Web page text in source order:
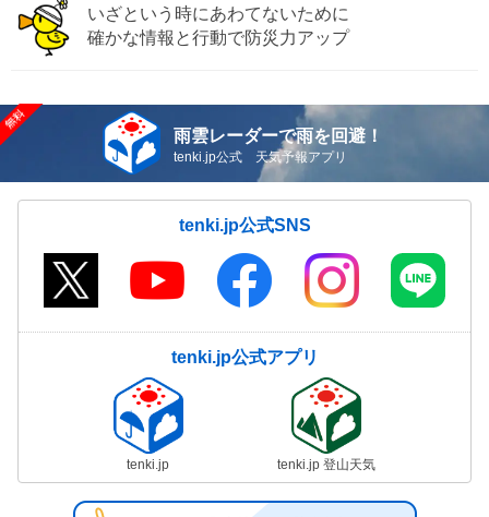
いざという時にあわてないために
確かな情報と行動で防災力アップ
雨雲レーダーで雨を回避！
tenki.jp公式 天気予報アプリ
tenki.jp公式SNS
tenki.jp公式アプリ
tenki.jp tenki.jp 登山天気